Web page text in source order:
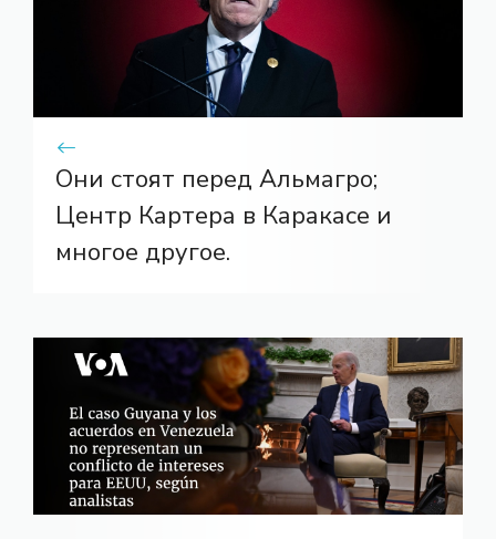
Они стоят перед Альмагро;
Центр Картера в Каракасе и
многое другое.